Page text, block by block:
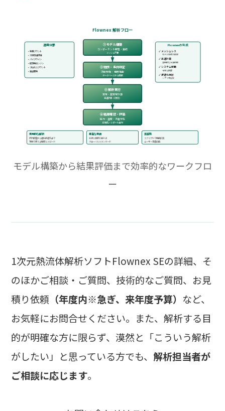
Flownex 解析フロー
① モデル構築
コンポーネント配置・接続
メッシュ不要
② 物性・条件設定
流体物性・機器性能
データベースから選択
③ 解析実行
定常・非定常計算
高速計算（1次元）
④ 結果確認・評価
圧力・温度・流量分布
可視化・レポート出力
Flownexの利点
✓ メッシュレス
モデル作成が簡単
✓ 高速計算
実用的な計算時間
✓ システム俯瞰
全体を把握
✓ 最適化検討
シナリオ比較
適用分野
• 発電プラント
• 冷凍空調設備
• パイプライン
• 航空機エンジン
• プロセスプラント
• 鉱山開発
実用的な解析
設計段階から運転最適化まで
現場で使える精度とスピード
豊富な実績
気液二相流10年以上
グローバルスタンダード
拡張性
スクリプトで機能拡張
ユーザー定義可能
モデル構築から結果評価まで効率的なワークフロ
ー
1次元熱流体解析ソフトFlownex SEの詳細、そ
のほかご相談・ご質問、技術的なご質問、お見
積り依頼 （年度内※急ぎ、来年度予算） など、
お気軽にお問合せください。また、解析する目
的が明確な方に限らず、漠然と「こういう解析
がしたい」と思っている方でも、解析担当者が
ご相談に応じます。